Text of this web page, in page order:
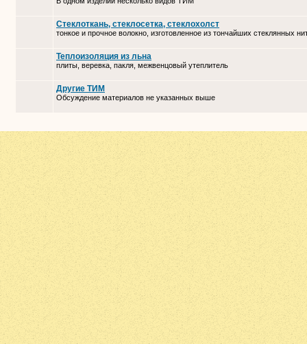
Стеклоткань, стеклосетка, cтеклохолст
тонкое и прочное волокно, изготовленное из тончайших стеклянных
Теплоизоляция из льна
плиты, веревка, пакля, межвенцовый утеплитель
Другие ТИМ
Обсуждение материалов не указанных выше